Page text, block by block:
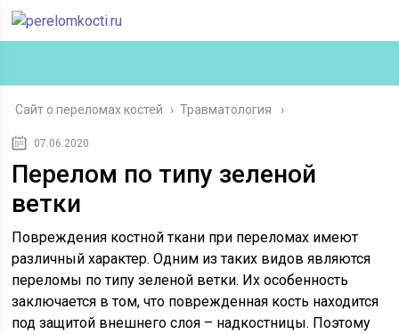
Сайт о переломах костей › Травматология
07.06.2020
Перелом по типу зеленой
ветки
Повреждения костной ткани при переломах имеют
различный характер. Одним из таких видов являются
переломы по типу зеленой ветки. Их особенность
заключается в том, что поврежденная кость находится
под защитой внешнего слоя – надкостницы. Поэтому